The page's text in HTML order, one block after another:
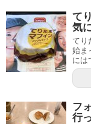
て
気
てり
始ま
には
フ
行